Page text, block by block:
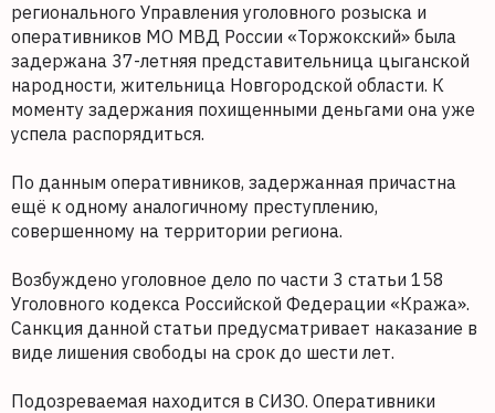
регионального Управления уголовного розыска и
оперативников МО МВД России «Торжокский» была
задержана 37-летняя представительница цыганской
народности, жительница Новгородской области. К
моменту задержания похищенными деньгами она уже
успела распорядиться.
По данным оперативников, задержанная причастна
ещё к одному аналогичному преступлению,
совершенному на территории региона.
Возбуждено уголовное дело по части 3 статьи 158
Уголовного кодекса Российской Федерации «Кража».
Санкция данной статьи предусматривает наказание в
виде лишения свободы на срок до шести лет.
Подозреваемая находится в СИЗО. Оперативники